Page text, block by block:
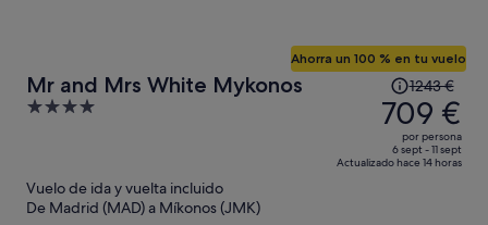
Mr and Mrs White Mykonos
4
Ahorra un 100 % en tu vuelo
El
precio
era
de
1243 €,
1243 €
709 €
por persona
6 sept - 11 sept
Actualizado hace 14 horas
Vuelo de ida y vuelta incluido
De Madrid (MAD) a Míkonos (JMK)